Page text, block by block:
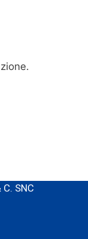
C. SNC